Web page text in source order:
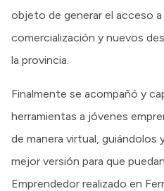
objeto de generar el acceso
comercialización y nuevos
la provincia.
Finalmente se acompañó y
herramientas a jóvenes
de manera virtual, guiándolos
mejor versión para que
Emprendedor realizado en